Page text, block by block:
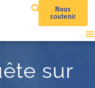
Nous
soutenir
sur